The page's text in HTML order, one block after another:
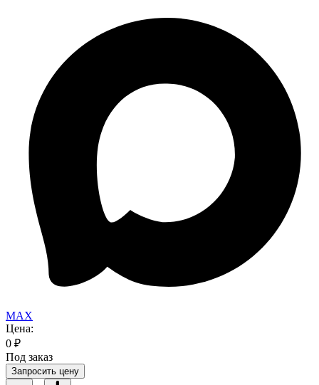
MAX
Цена:
0 ₽
Под заказ
Запросить цену